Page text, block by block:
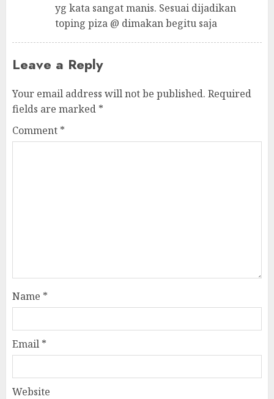
yg kata sangat manis. Sesuai dijadikan
toping piza @ dimakan begitu saja
Leave a Reply
Your email address will not be published. Required
fields are marked *
Comment *
Name *
Email *
Website